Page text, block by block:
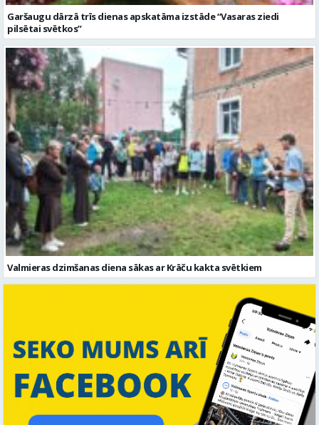
Garšaugu dārzā trīs dienas apskatāma izstāde “Vasaras ziedi
pilsētai svētkos”
Valmieras dzimšanas diena sākas ar Krāču kakta svētkiem